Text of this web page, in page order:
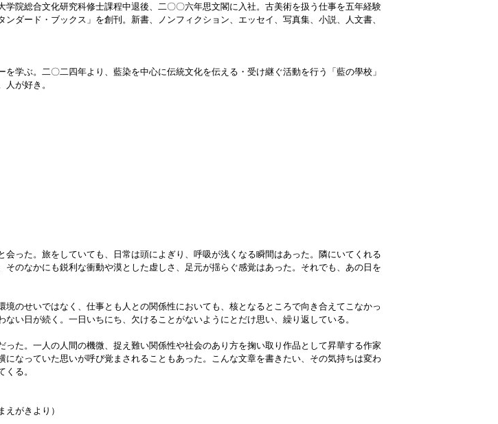
院総合文化研究科修士課程中退後、二〇〇六年思文閣に入社。古美術を扱う仕事を五年経験
ダード・ブックス」を創刊。新書、ノンフィクション、エッセイ、写真集、小説、人文書、
学ぶ。二〇二四年より、藍染を中心に伝統文化を伝える・受け継ぐ活動を行う「藍の學校」
が好き。
った。旅をしていても、日常は頭によぎり、呼吸が浅くなる瞬間はあった。隣にいてくれる
のなかにも鋭利な衝動や漠とした虚しさ、足元が揺らぐ感覚はあった。それでも、あの日を
のせいではなく、仕事とも人との関係性においても、核となるところで向き合えてこなかっ
い日が続く。一日いちにち、欠けることがないようにとだけ思い、繰り返している。
た。一人の人間の機微、捉え難い関係性や社会のあり方を掬い取り作品として昇華する作家
なっていた思いが呼び覚まされることもあった。こんな文章を書きたい、その気持ちは変わ
る。
がきより）